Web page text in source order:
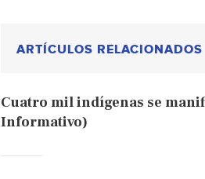
ARTÍCULOS RELACIONADOS
Cuatro mil indígenas se
Informativo)